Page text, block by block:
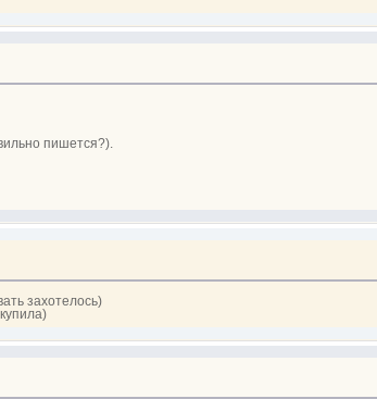
пишется?).
захотелось)